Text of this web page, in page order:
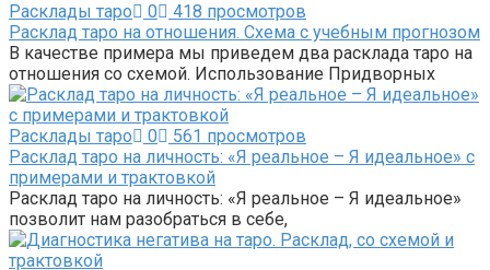
Расклады таро 0
418 просмотров
Расклад таро на отношения. Схема с учебным прогнозом
В качестве примера мы приведем два расклада таро на
отношения со схемой. Использование Придворных
Расклады таро 0
561 просмотров
Расклад таро на личность: «Я реальное – Я идеальное» с
примерами и трактовкой
Расклад таро на личность: «Я реальное – Я идеальное»
позволит нам разобраться в себе,